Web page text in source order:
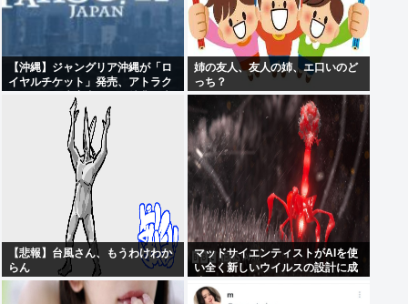
【沖縄】ジャングリア沖縄が「ロ
イヤルチケット」発売、アトラク
ションの優先案内などの特典…大
人2万9700円
姉の友人、友人の姉、エ口いのど
っち？
【悲報】台風さん、もうわけわか
らん
マッドサイエンティストがAIを使
い全く新しいウイルスの設計に成